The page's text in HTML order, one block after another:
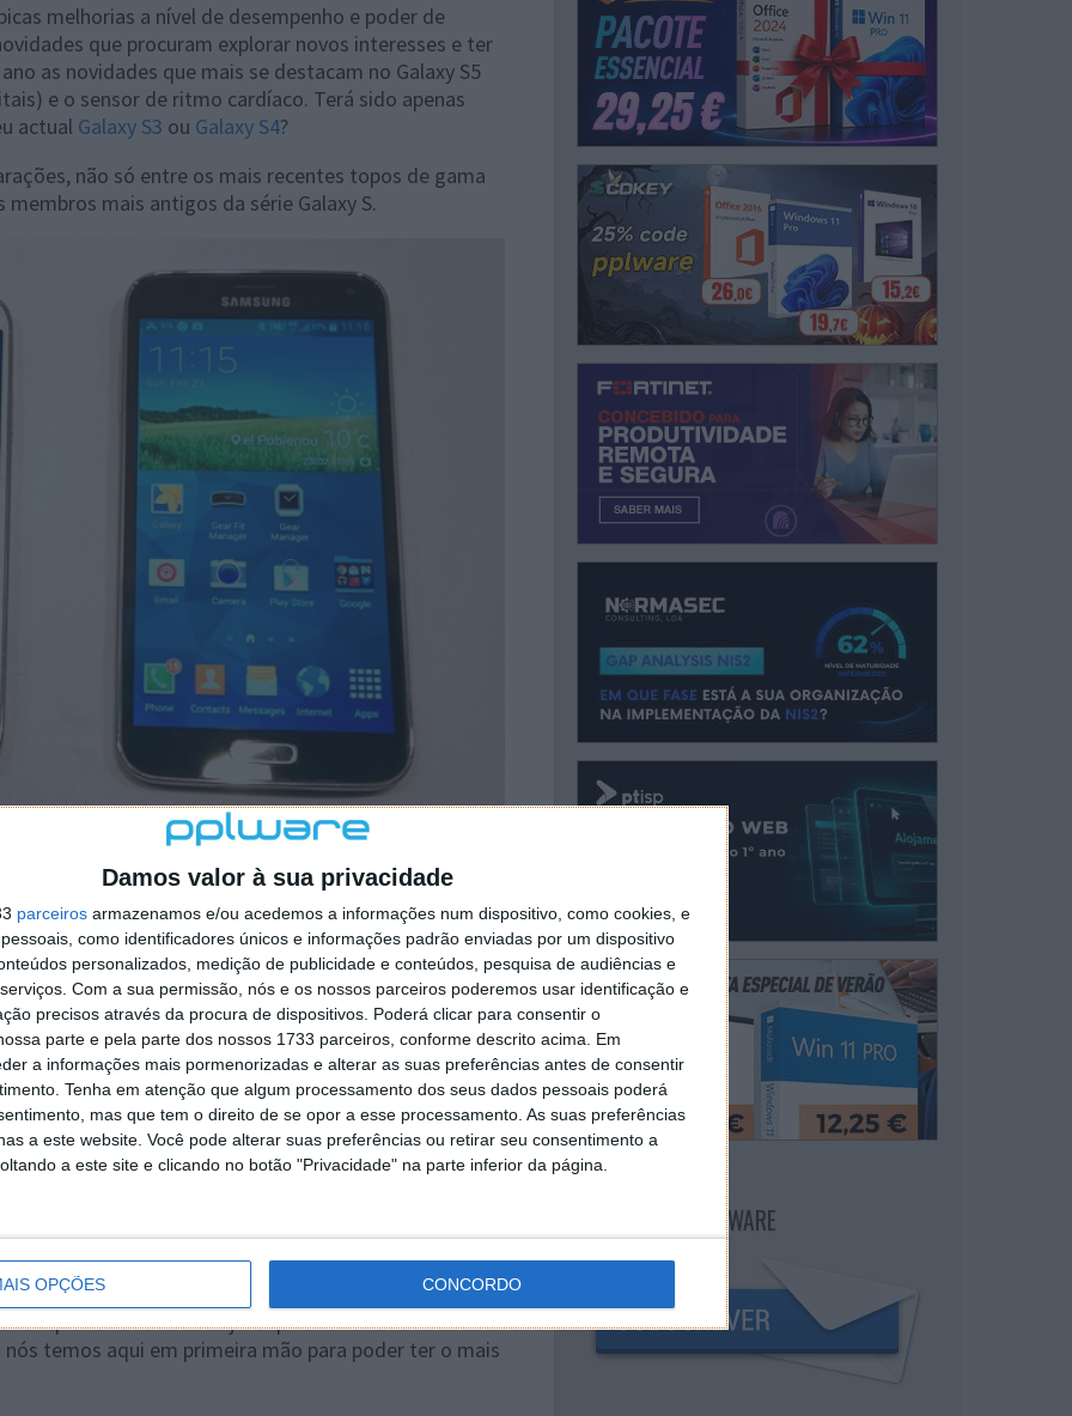
Damos valor à sua privacidade
parceiros armazenamos e/ou acedemos a informações num dispositivo, como cookies, e
como identificadores únicos e informações padrão enviadas por um dispositivo
personalizados, medição de publicidade e conteúdos, pesquisa de audiências e
Com a sua permissão, nós e os nossos parceiros poderemos usar identificação e
precisos através da procura de dispositivos. Poderá clicar para consentir o
parte e pela parte dos nossos 1733 parceiros, conforme descrito acima. Em
a informações mais pormenorizadas e alterar as suas preferências antes de consentir
Tenha em atenção que algum processamento dos seus dados pessoais poderá
mas que tem o direito de se opor a esse processamento. As suas preferências
a este website. Você pode alterar suas preferências ou retirar seu consentimento a
a este site e clicando no botão "Privacidade" na parte inferior da página.
OPÇÕES CONCORDO
melhorias a nível de desempenho e poder de
que procuram explorar novos interesses e ter
as novidades que mais se destacam no Galaxy S5
e o sensor de ritmo cardíaco. Terá sido apenas
actual Galaxy S3 ou Galaxy S4?
não só entre os mais recentes topos de gama
mais antigos da série Galaxy S.
4.4.2 KitKat oficial
91 COMENTÁRIOS
Samsung do Android 4.4.2 KitKat?!
do Moto G para o KitKat, a Samsung correu e
como base a versão 4.4.2 do Android, a mais
é destinada para os modelos europeus do Galaxy
se que a versão OTA seja disponibilizada em
temos aqui em primeira mão para poder ter o mais
NEWSLETTER PPLWARE